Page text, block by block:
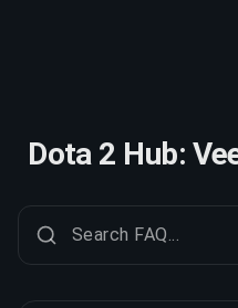
Dota 2 Hub: